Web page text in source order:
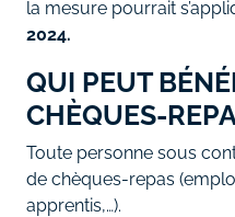
la mesure pourrait
2024.
QUI PEUT
CHÈQUES-
Toute personne sous
de chèques-repas
apprentis,…).